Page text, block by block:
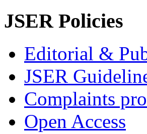
JSER Policies
Editorial &
JSER
Complaints
Open Access